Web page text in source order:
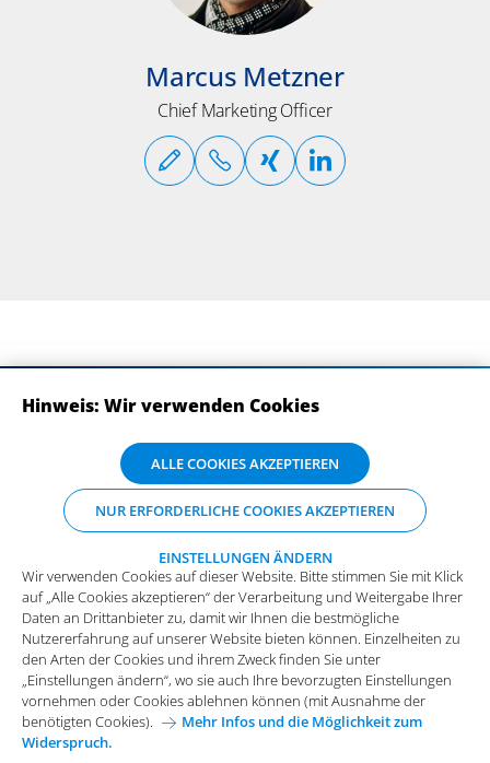
Marcus Metzner
Chief Marketing Officer
Impressum Datenschutz
Allgemeine Einkaufsbedingungen
Karriere bei Arvato Systems Kontakt
Wir verwenden Cookies auf dieser Website. Bitte stimmen Sie mit Klick
auf „Alle Cookies akzeptieren“ der Verarbeitung und Weitergabe Ihrer
Daten an Drittanbieter zu, damit wir Ihnen die bestmögliche
Nutzererfahrung auf unserer Website bieten können. Einzelheiten zu
den Arten der Cookies und ihrem Zweck finden Sie unter
„Einstellungen ändern“, wo sie auch Ihre bevorzugten Einstellungen
vornehmen oder Cookies ablehnen können (mit Ausnahme der
benötigten Cookies).
Mehr Infos und die Möglichkeit zum
Widerspruch.
Hinweis: Wir verwenden Cookies
ALLE COOKIES AKZEPTIEREN
NUR ERFORDERLICHE COOKIES AKZEPTIEREN
EINSTELLUNGEN ÄNDERN
Wir verwenden Cookies auf dieser Website. Bitte stimmen Sie mit Klick
auf „Alle Cookies akzeptieren“ der Verarbeitung und Weitergabe Ihrer
Daten an Drittanbieter zu, damit wir Ihnen die bestmögliche
Nutzererfahrung auf unserer Website bieten können. Einzelheiten zu
den Arten der Cookies und ihrem Zweck finden Sie unter
„Einstellungen ändern“, wo sie auch Ihre bevorzugten Einstellungen
vornehmen oder Cookies ablehnen können (mit Ausnahme der
benötigten Cookies).
Mehr Infos und die Möglichkeit zum
Widerspruch.
Funktionale Cookies
Diese Cookies sind essenziell wichtig für die einwandfreie
Funktion der Website.
Analytische Cookies